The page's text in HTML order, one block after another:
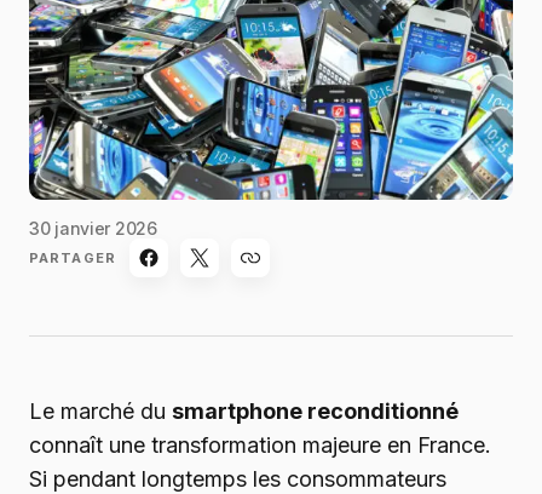
30 janvier 2026
PARTAGER
Le marché du smartphone reconditionné
connaît une transformation majeure en France.
Si pendant longtemps les consommateurs